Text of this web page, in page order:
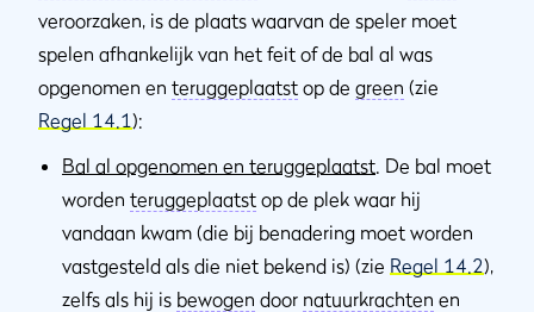
veroorzaken, is de plaats waarvan de speler moet
spelen afhankelijk van het feit of de bal al was
opgenomen en teruggeplaatst op de green (zie
Regel 14.1):
Bal al opgenomen en teruggeplaatst. De bal moet
worden teruggeplaatst op de plek waar hij
vandaan kwam (die bij benadering moet worden
vastgesteld als die niet bekend is) (zie Regel 14.2),
zelfs als hij is bewogen door natuurkrachten en